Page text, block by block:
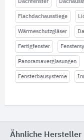
Dachfenster
Flachdachausstiege
Wärmeschutzgläser
Fertigfenster
Panoramaverglasungen
Fensterbausysteme
Ähnliche Hersteller